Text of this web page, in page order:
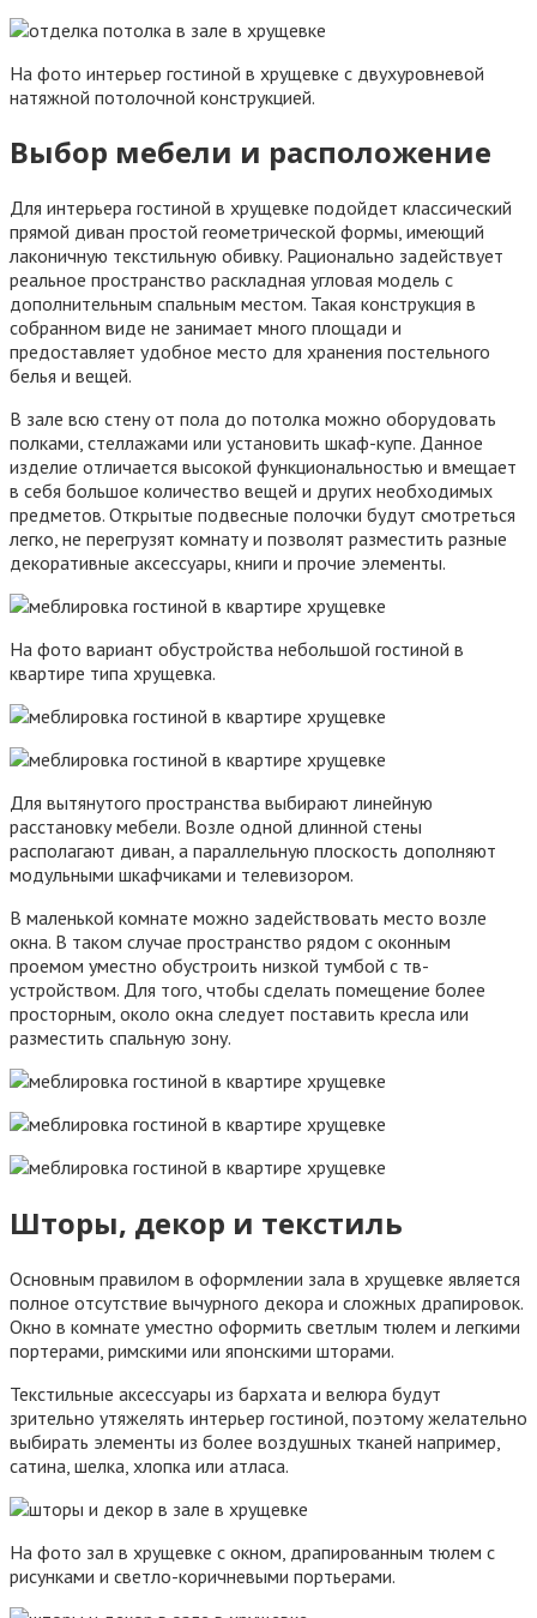
На фото интерьер гостиной в хрущевке с двухуровневой
натяжной потолочной конструкцией.
Выбор мебели и расположение
Для интерьера гостиной в хрущевке подойдет классический
прямой диван простой геометрической формы, имеющий
лаконичную текстильную обивку. Рационально задействует
реальное пространство раскладная угловая модель с
дополнительным спальным местом. Такая конструкция в
собранном виде не занимает много площади и
предоставляет удобное место для хранения постельного
белья и вещей.
В зале всю стену от пола до потолка можно оборудовать
полками, стеллажами или установить шкаф-купе. Данное
изделие отличается высокой функциональностью и вмещает
в себя большое количество вещей и других необходимых
предметов. Открытые подвесные полочки будут смотреться
легко, не перегрузят комнату и позволят разместить разные
декоративные аксессуары, книги и прочие элементы.
На фото вариант обустройства небольшой гостиной в
квартире типа хрущевка.
Для вытянутого пространства выбирают линейную
расстановку мебели. Возле одной длинной стены
располагают диван, а параллельную плоскость дополняют
модульными шкафчиками и телевизором.
В маленькой комнате можно задействовать место возле
окна. В таком случае пространство рядом с оконным
проемом уместно обустроить низкой тумбой с тв-
устройством. Для того, чтобы сделать помещение более
просторным, около окна следует поставить кресла или
разместить спальную зону.
Шторы, декор и текстиль
Основным правилом в оформлении зала в хрущевке является
полное отсутствие вычурного декора и сложных драпировок.
Окно в комнате уместно оформить светлым тюлем и легкими
портерами, римскими или японскими шторами.
Текстильные аксессуары из бархата и велюра будут
зрительно утяжелять интерьер гостиной, поэтому желательно
выбирать элементы из более воздушных тканей например,
сатина, шелка, хлопка или атласа.
На фото зал в хрущевке с окном, драпированным тюлем с
рисунками и светло-коричневыми портьерами.